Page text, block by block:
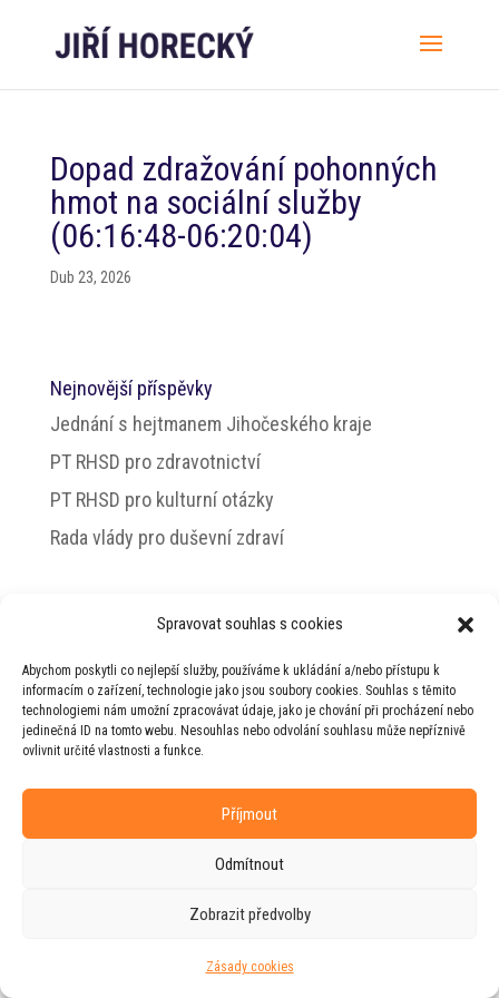
Spravovat souhlas s cookies
Abychom poskytli co nejlepší služby, používáme k ukládání a/nebo přístupu k
informacím o zařízení, technologie jako jsou soubory cookies. Souhlas s těmito
technologiemi nám umožní zpracovávat údaje, jako je chování při procházení nebo
jedinečná ID na tomto webu. Nesouhlas nebo odvolání souhlasu může nepříznivě
ovlivnit určité vlastnosti a funkce.
Příjmout
Odmítnout
Zobrazit předvolby
Zásady cookies
Dopad zdražování pohonných
hmot na sociální služby
(06:16:48-06:20:04)
Dub 23, 2026
Nejnovější příspěvky
Jednání s hejtmanem Jihočeského kraje
PT RHSD pro zdravotnictví
PT RHSD pro kulturní otázky
Rada vlády pro duševní zdraví
Horeckého
Web vytvořila firmaRUDIve spolupráci s
agenturou